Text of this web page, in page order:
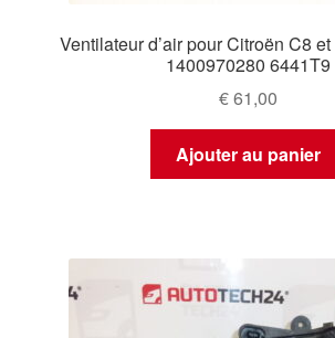
Ventilateur d’air pour Citroën C8
1400970280 6441T9
€61,00
Ajouter au panier